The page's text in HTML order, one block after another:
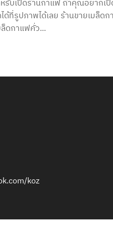
รับเปิดร้านกาแฟ ถ้าคุณอยาก
ด้ที่รูปภาพได้เลย ร้านขายเมล็
ดกาแฟคั่ว...
koz